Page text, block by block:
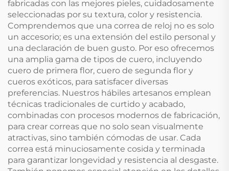
fabricadas con las mejores pieles, cuidadosamente
seleccionadas por su textura, color y resistencia.
Comprendemos que una correa de reloj no es solo
un accesorio; es una extensión del estilo personal y
una declaración de buen gusto. Por eso ofrecemos
una amplia gama de tipos de cuero, incluyendo
cuero de primera flor, cuero de segunda flor y
cueros exóticos, para satisfacer diversas
preferencias. Nuestros hábiles artesanos emplean
técnicas tradicionales de curtido y acabado,
combinadas con procesos modernos de fabricación,
para crear correas que no solo sean visualmente
atractivas, sino también cómodas de usar. Cada
correa está minuciosamente cosida y terminada
para garantizar longevidad y resistencia al desgaste.